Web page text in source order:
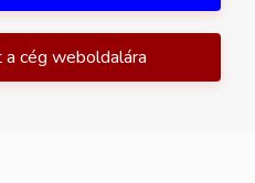
cég weboldalára